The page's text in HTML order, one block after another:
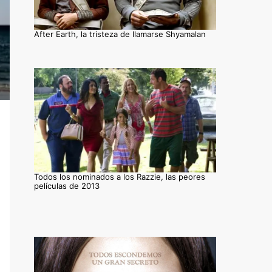
After Earth, la tristeza de llamarse Shyamalan
Todos los nominados a los Razzie, las peores
películas de 2013